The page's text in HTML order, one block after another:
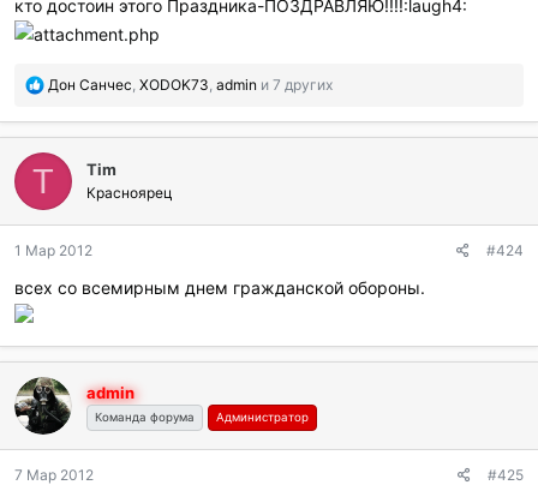
кто достоин этого Праздника-ПОЗДРАВЛЯЮ!!!!:laugh4:
П
б
л
а
о
а
и
и
:
Дон Санчес, XODOK73, admin и 7 других
T Tim
Красноярец
1 Мар 2012 #424
всех со всемирным днем гражданской обороны.
admin
Команда форума Администратор
7 Мар 2012 #425